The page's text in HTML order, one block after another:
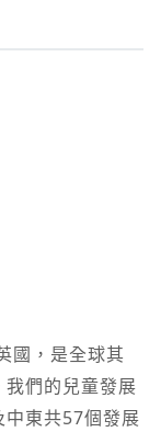
國，是全球其
們的兒童發展
東共57個發展